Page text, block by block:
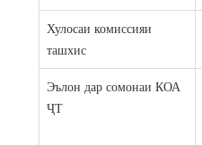
Хулосаи комиссияи
ташхис
Эълон дар сомонаи КОА
ҶТ